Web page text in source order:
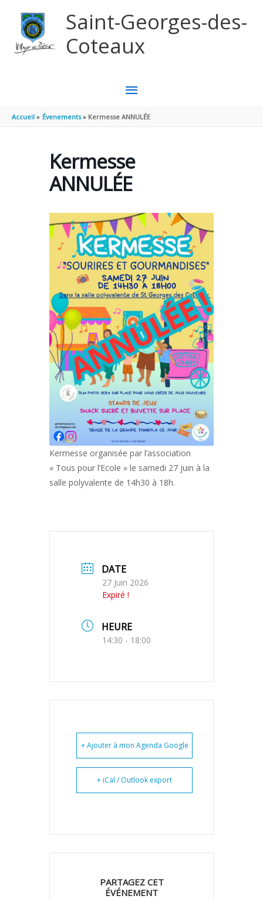
Saint-Georges-des-
Coteaux
MENU
PRINCIPAL
Accueil Évenements Kermesse ANNULÉE
Kermesse
ANNULÉE
Kermesse organisée par l’association
« Tous pour l’Ecole » le samedi 27 juin à la
salle polyvalente de 14h30 à 18h.
DATE
27 Juin 2026
Expiré !
HEURE
14:30 - 18:00
+ Ajouter à mon Agenda Google
+ iCal / Outlook export
PARTAGEZ CET
ÉVÉNEMENT